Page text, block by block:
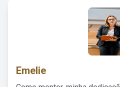
Emelie